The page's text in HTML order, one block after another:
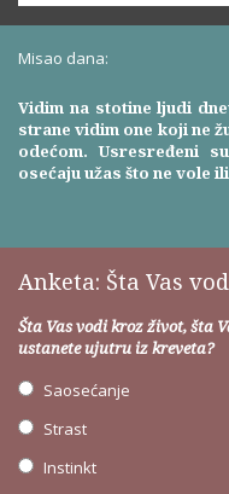
Misao dana:
Vidim na stotine ljudi
strane vidim one koji ne
odećom. Usresređeni
osećaju užas što ne vole
Anketa: Šta Vas
Šta Vas vodi kroz život, šta
ustanete ujutru iz kreveta?
Saosećanje
Strast
Instinkt